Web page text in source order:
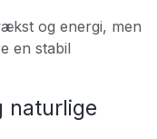
og energi, men
en stabil
naturlige